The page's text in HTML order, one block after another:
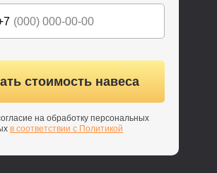
на обработку персональных
в соответствии с Политикой
стоимость навеса